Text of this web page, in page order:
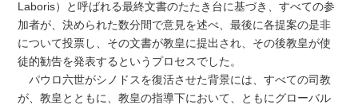
Laboris）と呼ばれる最終文書のたたき台に基づき、すべての参
加者が、決められた数分間で意見を述べ、最後に各提案の是非
について投票し、その文書が教皇に提出され、その後教皇が使
徒的勧告を発表するというプロセスでした。
パウロ六世がシノドスを復活させた背景には、すべての司教
が、教皇とともに、教皇の指導下において、ともにグローバル